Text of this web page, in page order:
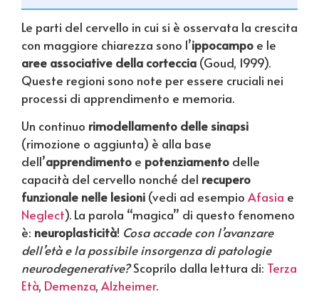
Le parti del cervello in cui si è osservata la crescita
con maggiore chiarezza sono l’ippocampo e le
aree associative della corteccia (Goud, 1999).
Queste regioni sono note per essere cruciali nei
processi di apprendimento e memoria.
Un continuo rimodellamento delle sinapsi
(rimozione o aggiunta) è alla base
dell’apprendimento e potenziamento delle
capacità del cervello nonché del recupero
funzionale nelle lesioni (vedi ad esempio Afasia e
Neglect). La parola “magica” di questo fenomeno
è: neuroplasticità! Cosa accade con l’avanzare
dell’età e la possibile insorgenza di patologie
neurodegenerative?Scoprilo dalla lettura di: Terza
Età, Demenza, Alzheimer.